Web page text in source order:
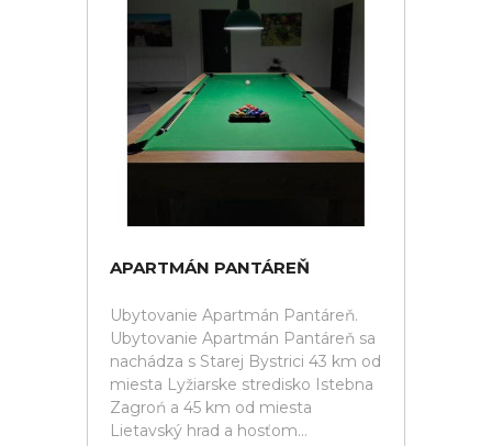
APARTMÁN PANTÁREŇ
Ubytovanie Apartmán Pantáreň.
Ubytovanie Apartmán Pantáreň sa
nachádza s Starej Bystrici 43 km od
miesta Lyžiarske stredisko Istebna
Zagroń a 45 km od miesta
Lietavský hrad a hosťom...